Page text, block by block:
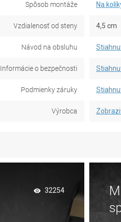
Spôsob montáže Na
Vzdialenosť od steny 4,5 cm
Návod na obsluhu
Informácie o bezpečnosti
Podmienky záruky
Výrobca
32254